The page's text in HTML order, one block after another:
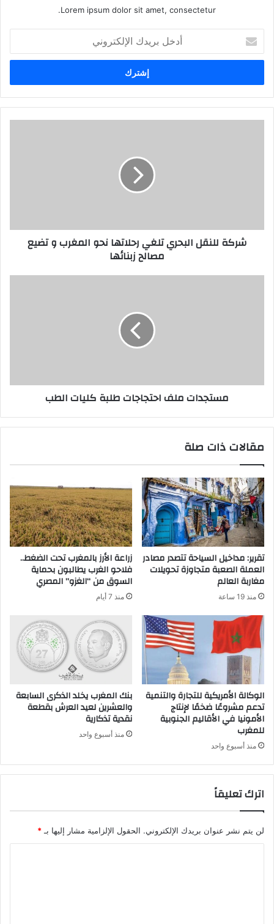
Lorem ipsum dolor sit amet, consectetur.
بريدك
الإلكتروني
شركة للنقل البحري تلغي رحلاتها نحو المغرب و تضيع
مصالح زبنائها
مستجدات ملف احتجاجات طلبة كليات الطب
مقالات ذات صلة
تقرير: مداخيل السياحة تتصدر مصادر
العملة الصعبة متجاوزة تحويلات
مغاربة العالم
منذ 19 ساعة
زراعة الأرز بالمغرب تحت الضغط..
فلاحو الغرب يطالبون بحماية
السوق من “الغزو” المصري
منذ 7 أيام
الوكالة الأمريكية للتجارة والتنمية
تدعم مشروعًا ضخمًا لإنتاج
الأمونيا في الأقاليم الجنوبية
للمغرب
منذ أسبوع واحد
بنك المغرب يخلد الذكرى السابعة
والعشرين لعيد العرش بقطعة
نقدية تذكارية
منذ أسبوع واحد
اترك تعليقاً
لن يتم نشر عنوان بريدك الإلكتروني. الحقول الإلزامية مشار إليها بـ *